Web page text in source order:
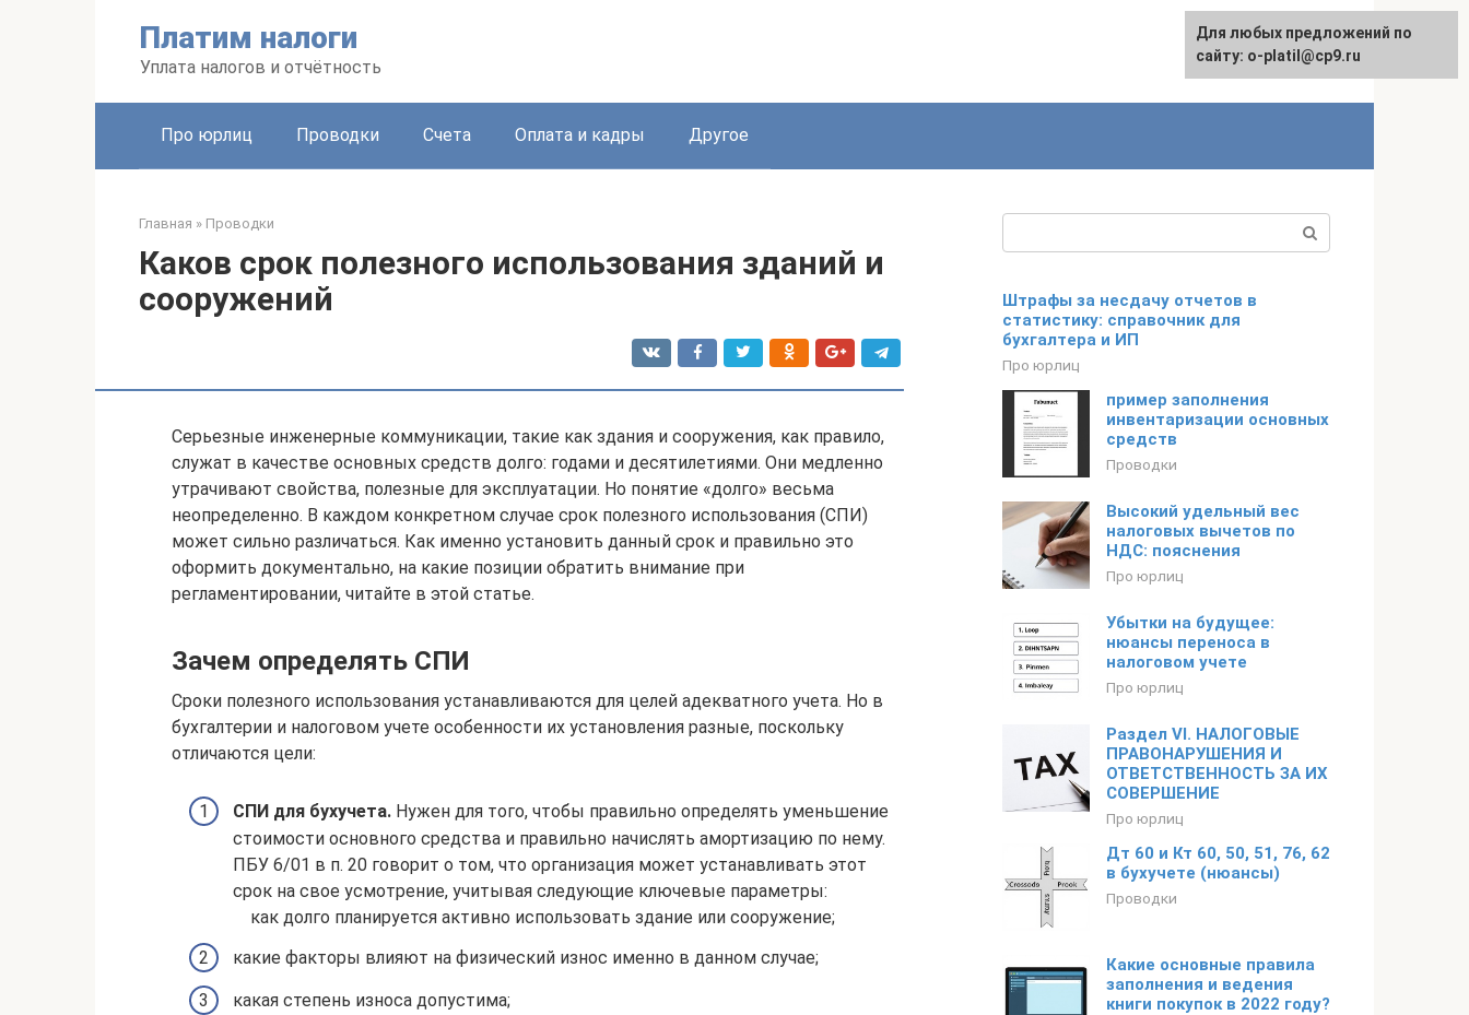
Платим налоги
Уплата налогов и отчётность
Про юрлиц Проводки Счета Оплата и кадры Другое
Главная » Проводки
Каков срок полезного использования зданий и
сооружений
Серьезные инженерные коммуникации, такие как здания и сооружения, как правило,
служат в качестве основных средств долго: годами и десятилетиями. Они медленно
утрачивают свойства, полезные для эксплуатации. Но понятие «долго» весьма
неопределенно. В каждом конкретном случае срок полезного использования (СПИ)
может сильно различаться. Как именно установить данный срок и правильно это
оформить документально, на какие позиции обратить внимание при
регламентировании, читайте в этой статье.
Зачем определять СПИ
Сроки полезного использования устанавливаются для целей адекватного учета. Но в
бухгалтерии и налоговом учете особенности их установления разные, поскольку
отличаются цели:
СПИ для бухучета. Нужен для того, чтобы правильно определять уменьшение
стоимости основного средства и правильно начислять амортизацию по нему.
ПБУ 6/01 в п. 20 говорит о том, что организация может устанавливать этот
срок на свое усмотрение, учитывая следующие ключевые параметры:
как долго планируется активно использовать здание или сооружение;
какие факторы влияют на физический износ именно в данном случае;
какая степень износа допустима;
Штрафы за несдачу отчетов в
статистику: справочник для
бухгалтера и ИП
Про юрлиц
пример заполнения
инвентаризации основных
средств
Проводки
Высокий удельный вес
налоговых вычетов по
НДС: пояснения
Про юрлиц
Убытки на будущее:
нюансы переноса в
налоговом учете
Про юрлиц
Раздел VI. НАЛОГОВЫЕ
ПРАВОНАРУШЕНИЯ И
ОТВЕТСТВЕННОСТЬ ЗА ИХ
СОВЕРШЕНИЕ
Про юрлиц
Дт 60 и Кт 60, 50, 51, 76, 62
в бухучете (нюансы)
Проводки
Какие основные правила
заполнения и ведения
книги покупок в 2022 году?
Для любых предложений по
сайту: o-platil@cp9.ru